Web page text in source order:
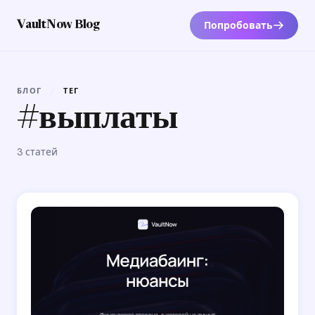
VaultNow Blog Попробовать
БЛОГ ТЕГ
#выплаты
3 статей